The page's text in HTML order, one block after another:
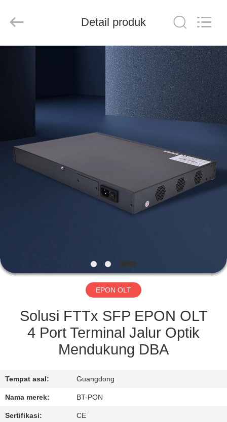
KAMI
TUR
PABRIK
HUBUNGI
KAMI
PERMINTAAN
PENAWARAN
PRIVACY
POLICY
Ltd..
Detail produk
EPON OLT
Solusi FTTx SFP EPON OLT
4 Port Terminal Jalur Optik
Mendukung DBA
Tempat asal: Guangdong
Nama merek: BT-PON
Sertifikasi: CE